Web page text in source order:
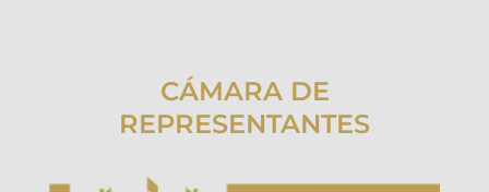
CÁMARA DE
REPRESENTANTES